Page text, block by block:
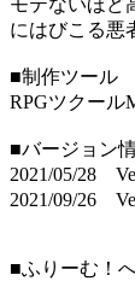
モテないほど
にはびこる悪
■制作ツール
RPGツクール
■バージョン
2021/05/28
2021/09/26
■ふりーむ！